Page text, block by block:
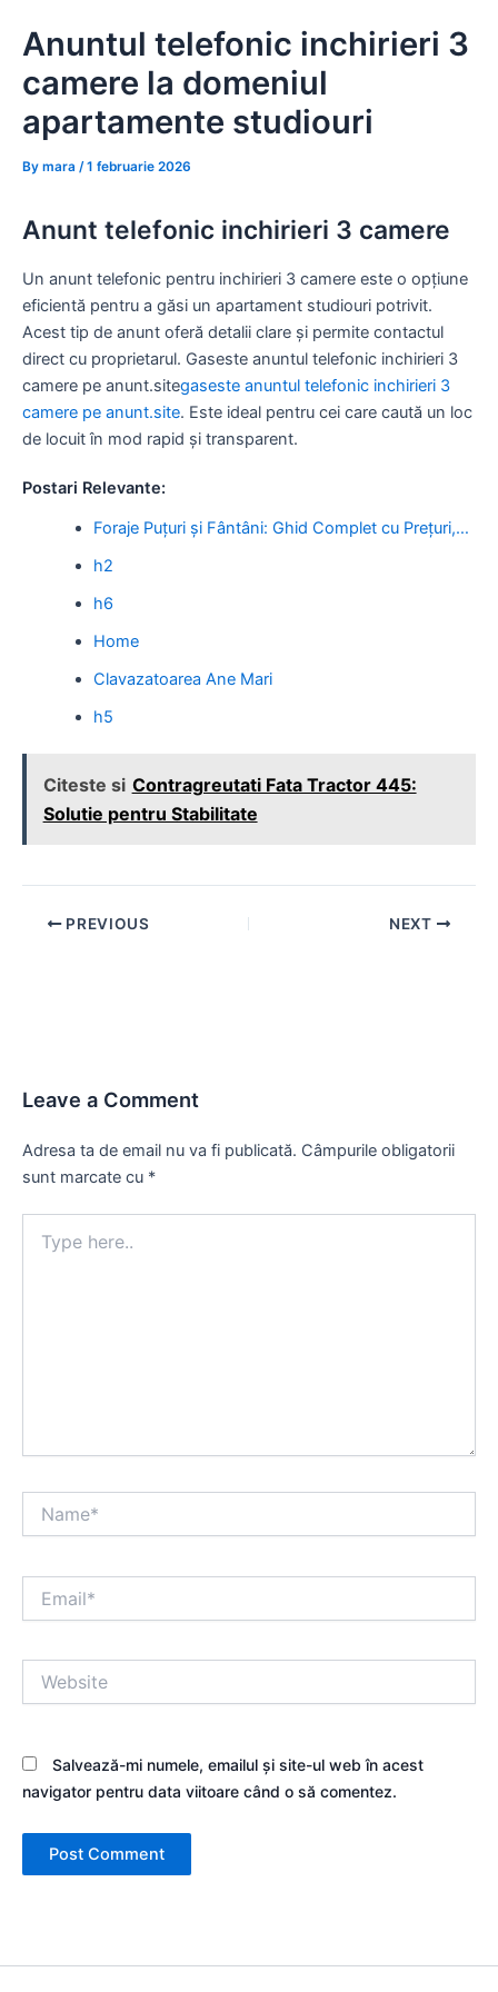
Anuntul telefonic inchirieri 3
camere la domeniul
apartamente studiouri
By mara /1 februarie 2026
Anunt telefonic inchirieri 3 camere
Un anunt telefonic pentru inchirieri 3 camere este o opțiune
eficientă pentru a găsi un apartament studiouri potrivit.
Acest tip de anunt oferă detalii clare și permite contactul
direct cu proprietarul. Gaseste anuntul telefonic inchirieri 3
camere pe anunt.sitegaseste anuntul telefonic inchirieri 3
camere pe anunt.site. Este ideal pentru cei care caută un loc
de locuit în mod rapid și transparent.
Postari Relevante:
Foraje Puțuri și Fântâni: Ghid Complet cu Prețuri,…
h2
h6
Home
Clavazatoarea Ane Mari
h5
Citeste si Contragreutati Fata Tractor 445:
Solutie pentru Stabilitate
Post PREVIOUS NEXT
Leave a Comment
Adresa ta de email nu va fi publicată. Câmpurile obligatorii
sunt marcate cu *
here..
Salvează-mi numele, emailul și site-ul web în acest
navigator pentru data viitoare când o să comentez.